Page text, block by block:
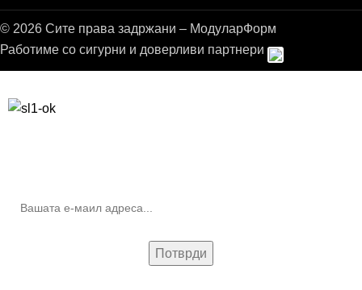
© 2026 Сите права задржани – МодуларФорм
Работиме со сигурни и доверливи партнери